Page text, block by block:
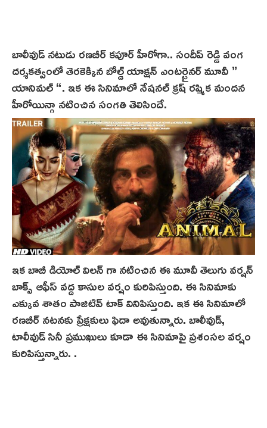
బాలీవుడ్ నటుడు రణబీర్ కపూర్ హీరోగా.. సందీప్ రెడ్డి వంగ
దర్శకత్వంలో తెరకెక్కిన బోల్డ్ యాక్షన్ ఎంటర్టైనర్ మూవీ ”
యానిమల్ “. ఇక ఈ సినిమాలో నేషనల్ క్రష్ రష్మిక మందన
హీరోయిన్గా నటించిన సంగతి తెలిసిందే.
ఇక బాబీ డియోల్ విలన్ గా నటించిన ఈ మూవీ తెలుగు వర్షన్
బాక్స్ ఆఫీస్ వద్ద కాసుల వర్షం కురిపిస్తుంది. ఈ సినిమాకు
ఎక్కువ శాతం పాజిటివ్ టాక్ వినిపిస్తుంది. ఇక ఈ సినిమాలో
రణబీర్ నటనకు ప్రేక్షకులు ఫిదా అవుతున్నారు. బాలీవుడ్,
టాలీవుడ్ సినీ ప్రముఖులు కూడా ఈ సినిమాపై ప్రశంసల వర్షం
కురిపిస్తున్నారు. .